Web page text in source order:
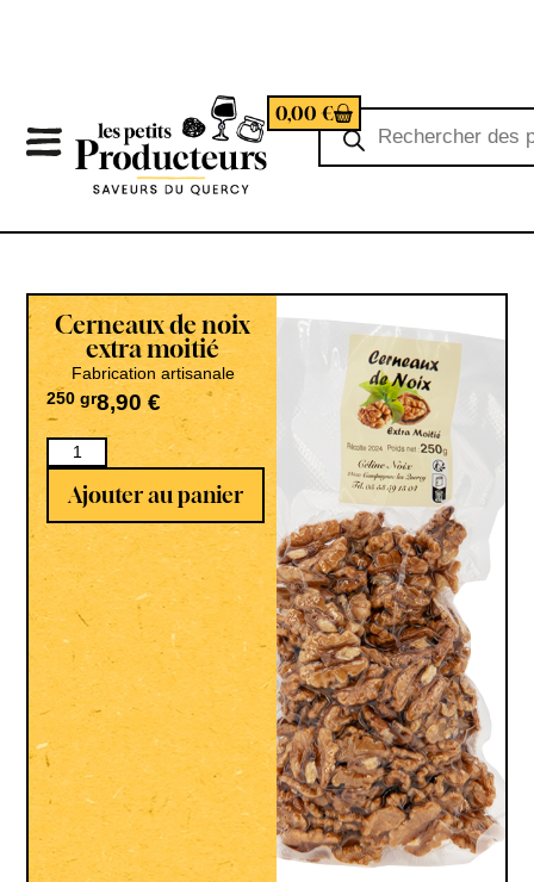
0,00 €
250 gr8,90€
Ajouter au panier
Cerneaux de noix
extra moitié
Fabrication artisanale